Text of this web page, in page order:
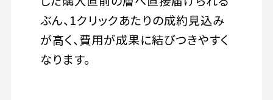
ぶん、1クリックあたりの成約見込み
が高く、費用が成果に結びつきやすく
なります。